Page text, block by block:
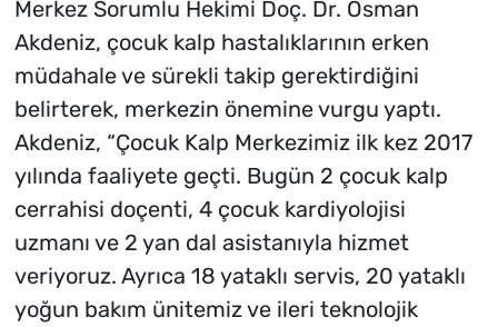
Merkez Sorumlu Hekimi Doç. Dr. Osman
Akdeniz, çocuk kalp hastalıklarının erken
müdahale ve sürekli takip gerektirdiğini
belirterek, merkezin önemine vurgu yaptı.
Akdeniz, “Çocuk Kalp Merkezimiz ilk kez 2017
yılında faaliyete geçti. Bugün 2 çocuk kalp
cerrahisi doçenti, 4 çocuk kardiyolojisi
uzmanı ve 2 yan dal asistanıyla hizmet
veriyoruz. Ayrıca 18 yataklı servis, 20 yataklı
yoğun bakım ünitemiz ve ileri teknolojik